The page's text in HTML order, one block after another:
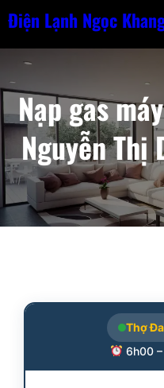
Chuyển
nội
dung
Điện Lạnh Ngọc
Nạp gas
Nguyễn Thị
Thợ
6h00